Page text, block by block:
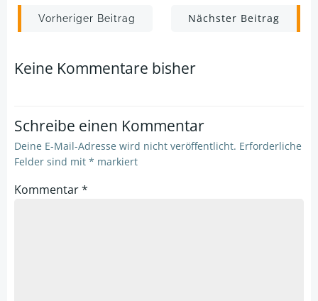
Post
navigation
Vorheriger Beitrag
Post
navigation
Nächster Beitrag
Keine Kommentare bisher
Schreibe einen Kommentar
Deine E-Mail-Adresse wird nicht veröffentlicht. Erforderliche
Felder sind mit * markiert
Kommentar*